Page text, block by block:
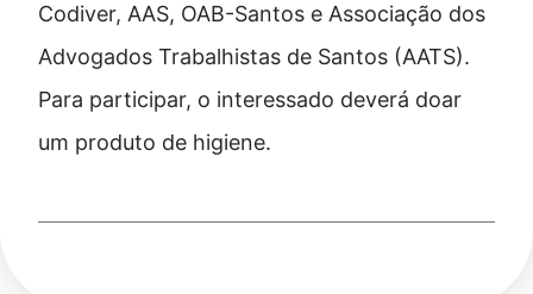
Codiver, AAS, OAB-Santos e Associação dos
Advogados Trabalhistas de Santos (AATS).
Para participar, o interessado deverá doar
um produto de higiene.